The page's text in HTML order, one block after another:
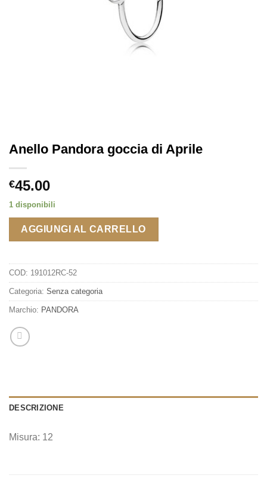
Anello Pandora goccia di Aprile
€45.00
1 disponibili
AGGIUNGI AL CARRELLO
COD: 191012RC-52
Categoria: Senza categoria
Marchio: PANDORA
DESCRIZIONE
Misura: 12